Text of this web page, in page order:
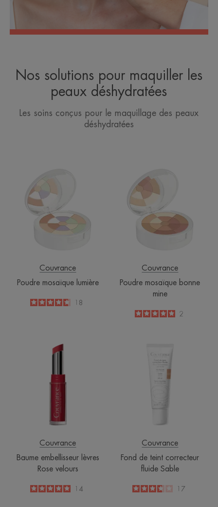
Nos solutions pour maquiller les
peaux déshydratées
Les soins conçus pour le maquillage des peaux
déshydratées
Couvrance
Poudre mosaïque lumière
4.7
/518
Couvrance
Poudre mosaïque bonne
mine
5
/
5
2
Baume
embellisseur
Rose
velours
Couvrance
Baume embellisseur lèvres
Rose velours
5/514
de
teint
correcteur
Couvrance
Fond de teint correcteur
fluide Sable
3.6
/517